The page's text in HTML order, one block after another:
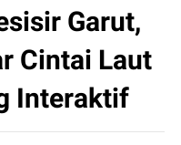
Garut,
Cintai Laut
Interaktif